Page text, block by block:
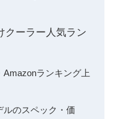
クーラー人気ラン
ランキング上
ルのスペック・価